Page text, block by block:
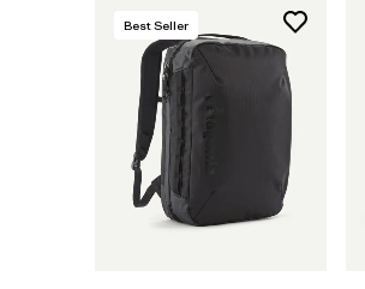
Agregar a la
Bolsa
Best Seller